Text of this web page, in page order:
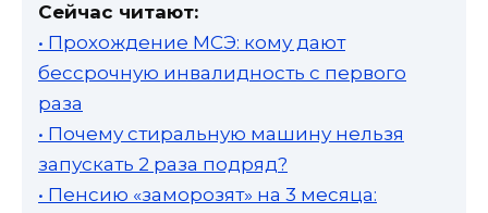
Сейчас читают:
• Прохождение МСЭ: кому дают
бессрочную инвалидность с первого
раза
• Почему стиральную машину нельзя
запускать 2 раза подряд?
• Пенсию «заморозят» на 3 месяца: